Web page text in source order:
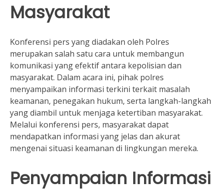
Masyarakat
Konferensi pers yang diadakan oleh Polres
merupakan salah satu cara untuk membangun
komunikasi yang efektif antara kepolisian dan
masyarakat. Dalam acara ini, pihak polres
menyampaikan informasi terkini terkait masalah
keamanan, penegakan hukum, serta langkah-langkah
yang diambil untuk menjaga ketertiban masyarakat.
Melalui konferensi pers, masyarakat dapat
mendapatkan informasi yang jelas dan akurat
mengenai situasi keamanan di lingkungan mereka.
Penyampaian Informasi